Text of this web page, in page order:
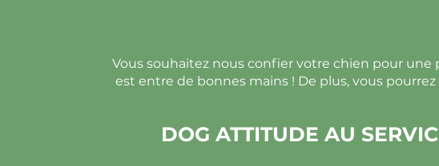
Vous souhaitez nous confier votre chien pour
est entre de bonnes mains ! De plus, vous
DOG ATTITUDE AU